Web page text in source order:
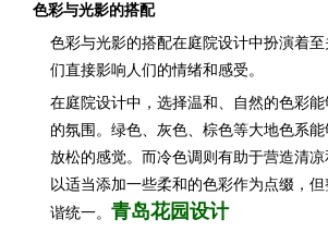
色彩与光影的搭配
色彩与光影的搭配在庭院设计中扮演着
们直接影响人们的情绪和感受。
在庭院设计中，选择温和、自然的色彩
的氛围。绿色、灰色、棕色等大地色系能
放松的感觉。而冷色调则有助于营造清
以适当添加一些柔和的色彩作为点缀，
谐统一。 青岛花园设计